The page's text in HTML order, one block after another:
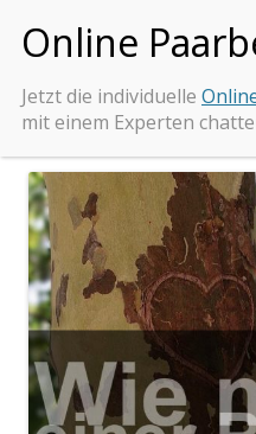
Beziehungs-
Jetzt die individuelle
mit einem Experten